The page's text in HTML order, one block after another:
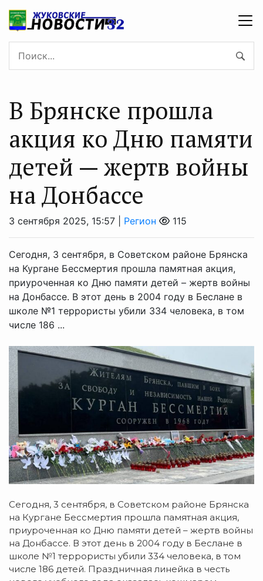
В Брянске прошла
акция ко Дню памяти
детей — жертв войны
на Донбассе
3 сентября 2025, 15:57 | Регион 115
Сегодня, 3 сентября, в Советском районе Брянска
на Кургане Бессмертия прошла памятная акция,
приуроченная ко Дню памяти детей – жертв войны
на Донбассе. В этот день в 2004 году в Беслане в
школе №1 террористы убили 334 человека, в том
числе 186 ...
Сегодня, 3 сентября, в Советском районе Брянска
на Кургане Бессмертия прошла памятная акция,
приуроченная ко Дню памяти детей – жертв войны
на Донбассе. В этот день в 2004 году в Беслане в
школе №1 террористы убили 334 человека, в том
числе 186 детей. Праздничная линейка в честь